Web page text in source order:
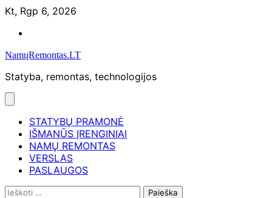
Skip
content
Kt, Rgp 6, 2026
NamųRemontas.LT
Statyba, remontas, technologijos
STATYBŲ PRAMONĖ
IŠMANŪS ĮRENGINIAI
NAMŲ REMONTAS
VERSLAS
PASLAUGOS
Ieškoti: